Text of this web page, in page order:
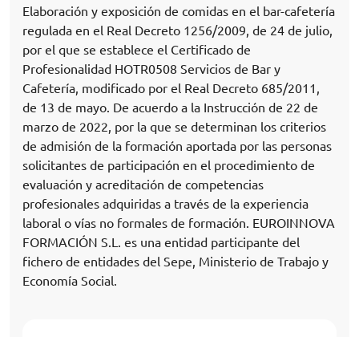
Elaboración y exposición de comidas en el bar-cafetería
regulada en el Real Decreto 1256/2009, de 24 de julio,
por el que se establece el Certificado de
Profesionalidad HOTR0508 Servicios de Bar y
Cafetería, modificado por el Real Decreto 685/2011,
de 13 de mayo. De acuerdo a la Instrucción de 22 de
marzo de 2022, por la que se determinan los criterios
de admisión de la formación aportada por las personas
solicitantes de participación en el procedimiento de
evaluación y acreditación de competencias
profesionales adquiridas a través de la experiencia
laboral o vías no formales de formación. EUROINNOVA
FORMACIÓN S.L. es una entidad participante del
fichero de entidades del Sepe, Ministerio de Trabajo y
Economía Social.